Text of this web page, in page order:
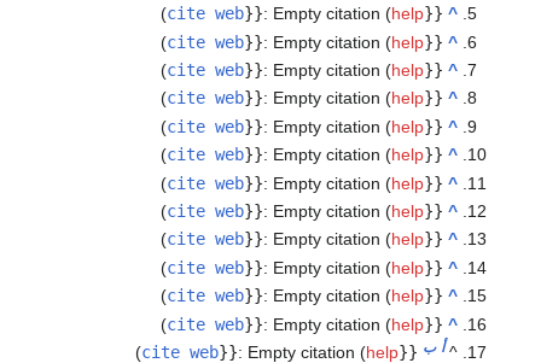
^
{{
cite web}}: Empty citation (help
)
^
{{
cite web}}: Empty citation (help
)
^
{{
cite web}}: Empty citation (help
)
^
{{
cite web}}: Empty citation (help
)
^
{{
cite web}}: Empty citation (help
)
^
{{
cite web}}: Empty citation (help
)
^
{{
cite web}}: Empty citation (help
)
^
{{
cite web}}: Empty citation (help
)
^
{{
cite web}}: Empty citation (help
)
^
{{
cite web}}: Empty citation (help
)
^
{{
cite web}}: Empty citation (help
)
^
{{
cite web}}: Empty citation (help
)
^أ ب {{
cite web}}: Empty citation (help
)